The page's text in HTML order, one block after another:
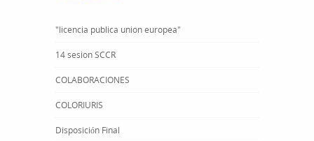
"licencia publica union europea"
14 sesion SCCR
COLABORACIONES
COLORIURIS
Disposición Final